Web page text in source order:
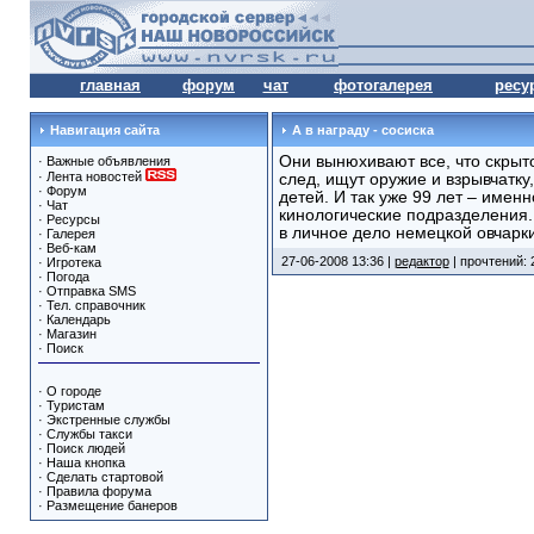
главная форум чат фотогалерея
Навигация сайта
· Важные объявления
· Лента новостей
· Форум
· Чат
· Ресурсы
· Галерея
· Веб-кам
· Игротека
· Погода
· Отправка SMS
· Тел. справочник
· Календарь
· Магазин
· Поиск
· О городе
· Туристам
· Экстренные службы
· Службы такси
· Поиск людей
· Наша кнопка
· Сделать стартовой
· Правила форума
· Размещение банеров
А в награду - сосиска
Они вынюхивают все, что
след, ищут оружие и
детей. И так уже 99 лет –
кинологические
в личное дело немецкой
27-06-2008 13:36 | редактор| прочтений: